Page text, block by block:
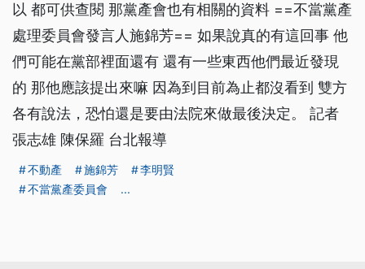
以 都可供查閱 那黨產會也有相關的資料 ==不當黨產
處理委員會發言人施錦芳== 如果說真的有這回事 他
們可能在黨部裡面還有 還有一些東西他們最近發現
的 那他應該提出來嘛 因為到目前為止都沒看到 雙方
各有說法，恐怕還是要由法院來做最後決定。 記者
張志雄 陳保羅 台北報導
不動產 施錦芳
李明賢
不當黨產委員會
...